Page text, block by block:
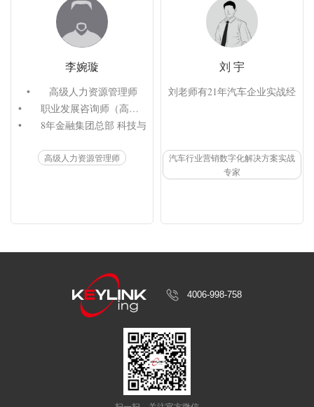
李婉璇
•	高级人力资源管理师
•	职业发展咨询师（高级）
•	8年金融集团总部 科技与运营条线培训负责人
•	3年互联网企业 中高管管理教练
•	6年培训咨询领域 解决方案及赋能专家
高级人力资源管理师
刘 宇
刘老师有21年汽车企业实战经验
汽车行业营销数字化解决方案实战
专家
4006-998-758